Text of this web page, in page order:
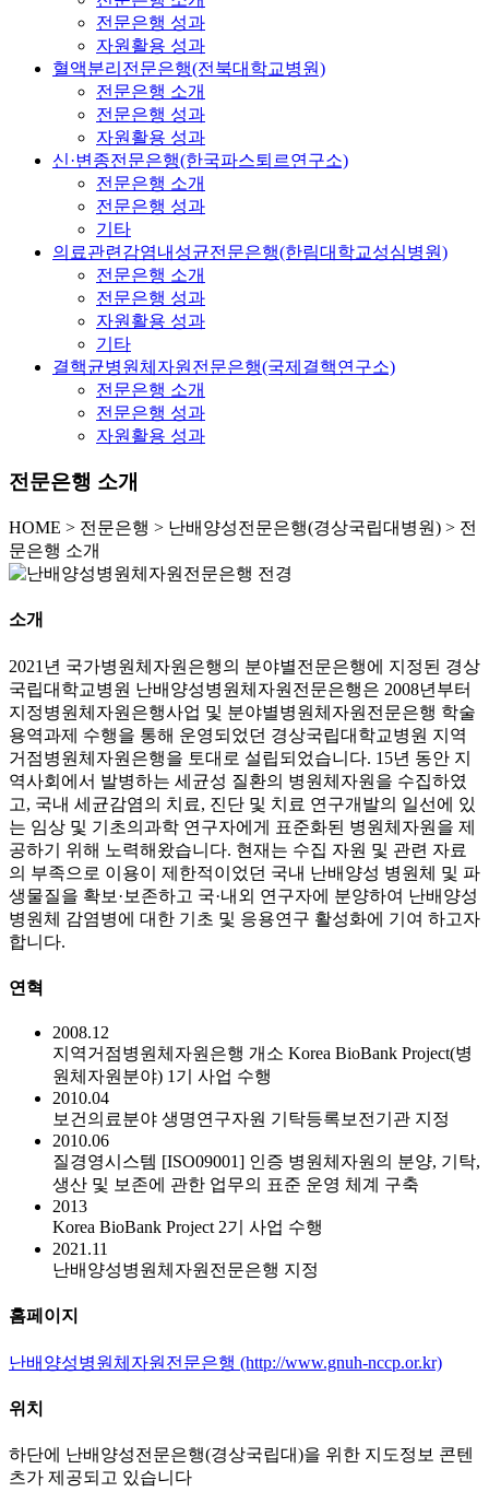
전문은행 성과
자원활용 성과
혈액분리전문은행(전북대학교병원)
전문은행 소개
전문은행 성과
자원활용 성과
신·변종전문은행(한국파스퇴르연구소)
전문은행 소개
전문은행 성과
기타
의료관련감염내성균전문은행(한림대학교성심병원)
전문은행 소개
전문은행 성과
자원활용 성과
기타
결핵균병원체자원전문은행(국제결핵연구소)
전문은행 소개
전문은행 성과
자원활용 성과
전문은행 소개
HOME > 전문은행 > 난배양성전문은행(경상국립대병원) > 전
문은행 소개
소개
2021년 국가병원체자원은행의 분야별전문은행에 지정된 경상
국립대학교병원 난배양성병원체자원전문은행은 2008년부터
지정병원체자원은행사업 및 분야별병원체자원전문은행 학술
용역과제 수행을 통해 운영되었던 경상국립대학교병원 지역
거점병원체자원은행을 토대로 설립되었습니다. 15년 동안 지
역사회에서 발병하는 세균성 질환의 병원체자원을 수집하였
고, 국내 세균감염의 치료, 진단 및 치료 연구개발의 일선에 있
는 임상 및 기초의과학 연구자에게 표준화된 병원체자원을 제
공하기 위해 노력해왔습니다. 현재는 수집 자원 및 관련 자료
의 부족으로 이용이 제한적이었던 국내 난배양성 병원체 및 파
생물질을 확보·보존하고 국·내외 연구자에 분양하여 난배양성
병원체 감염병에 대한 기초 및 응용연구 활성화에 기여 하고자
합니다.
연혁
2008.12
지역거점병원체자원은행 개소 Korea BioBank Project(병
원체자원분야) 1기 사업 수행
2010.04
보건의료분야 생명연구자원 기탁등록보전기관 지정
2010.06
질경영시스템 [ISO09001] 인증 병원체자원의 분양, 기탁,
생산 및 보존에 관한 업무의 표준 운영 체계 구축
2013
Korea BioBank Project 2기 사업 수행
2021.11
난배양성병원체자원전문은행 지정
홈페이지
난배양성병원체자원전문은행 (http://www.gnuh-nccp.or.kr)
위치
하단에 난배양성전문은행(경상국립대)을 위한 지도정보 콘텐
츠가 제공되고 있습니다